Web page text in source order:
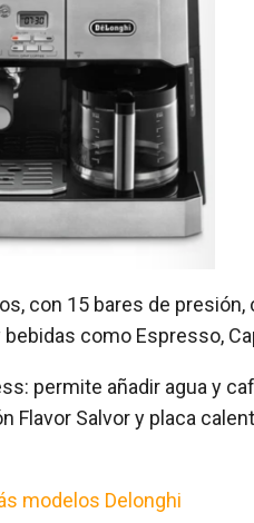
con 15 bares de presión,
como Espresso,
permite añadir agua y
Flavor Salvor y placa
modelos Delonghi